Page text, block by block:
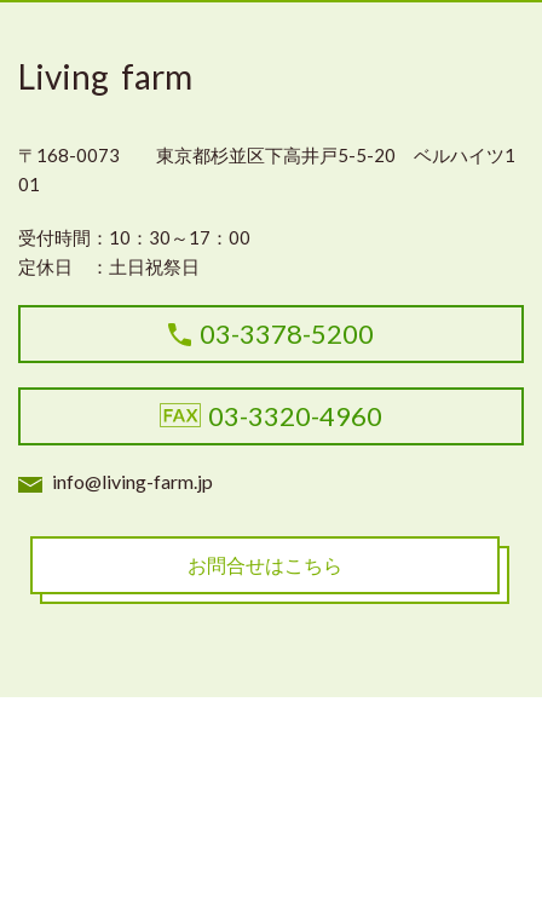
Living farm
〒168-0073 東京都杉並区下高井戸5-5-20 ベルハイツ1
01
受付時間： 10：30～17：00
定休日 ： 土日祝祭日
03-3378-5200
03-3320-4960
info@living-farm.jp
お問合せはこちら